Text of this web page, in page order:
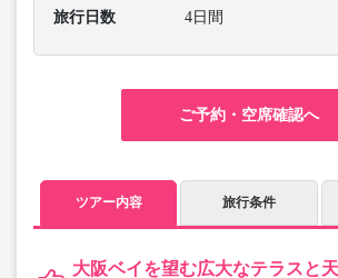
旅行日数 4日間
ご予約・空席確認へ
ツアー内容 旅行条件
大阪ベイを望む広大なテラスと